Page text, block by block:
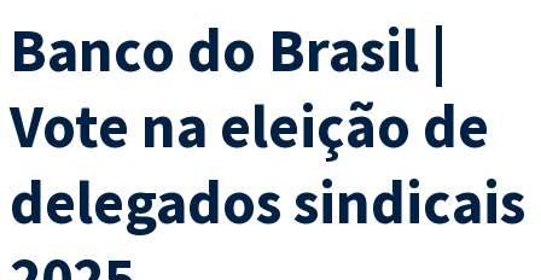
Banco do Brasil |
Vote na eleição de
delegados sindicais